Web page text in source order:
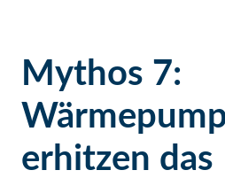
Mythos 7:
erhitzen das